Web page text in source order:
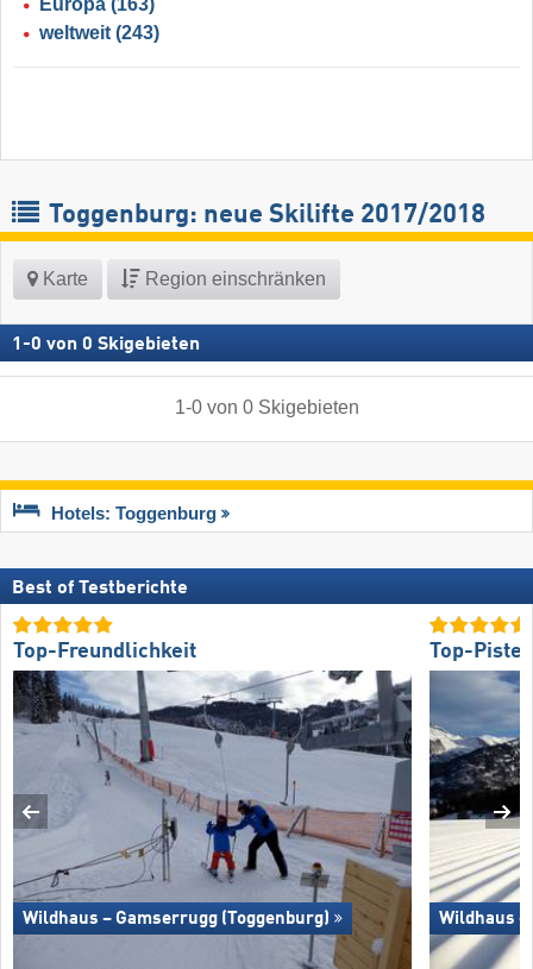
Europa (163)
weltweit (243)
Toggenburg: neue Skilifte 2017/2018
Karte Region einschränken
1 -0 von 0 Skigebieten
1-0von 0 Skigebieten
Hotels: Toggenburg
Best of Testberichte
Top-Freundlichkeit
Wildhaus – Gamserrugg (Toggenburg)
Top-
Wildhaus –